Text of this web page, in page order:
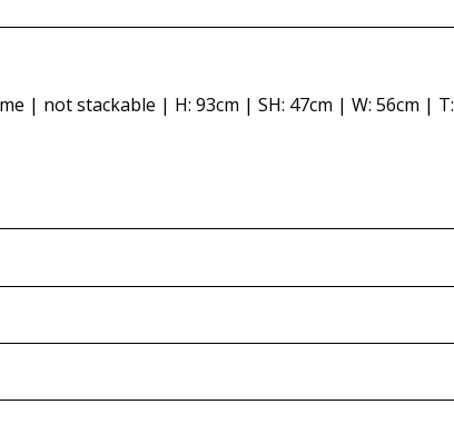
| not stackable | H: 93cm | SH: 47cm | W: 56cm | T: